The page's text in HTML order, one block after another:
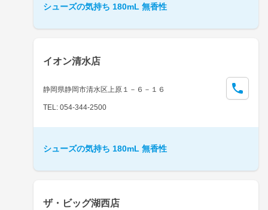
シューズの気持ち 180mL 無香性
イオン清水店
静岡県静岡市清水区上原１－６－１６
TEL: 054-344-2500
シューズの気持ち 180mL 無香性
ザ・ビッグ湖西店